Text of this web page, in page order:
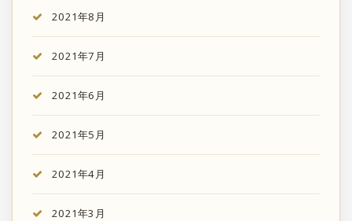
2021年8月
2021年7月
2021年6月
2021年5月
2021年4月
2021年3月